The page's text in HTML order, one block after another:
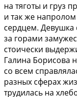
на тяготы и груз
и так же
сердцем. Девушка
за горами
стоически
Галина Борисова
со всем
разных сферах
трудилась на